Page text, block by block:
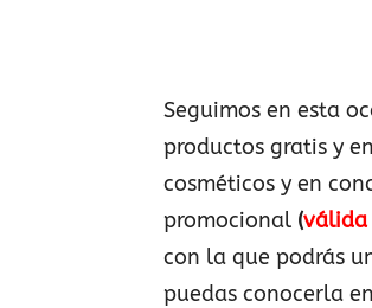
Seguimos en esta
productos gratis y
cosméticos y en
promocional (válida
con la que podrás
puedas conocerla